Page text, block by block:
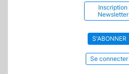
Inscription
Newsletter
S'ABONNER
Se connecter